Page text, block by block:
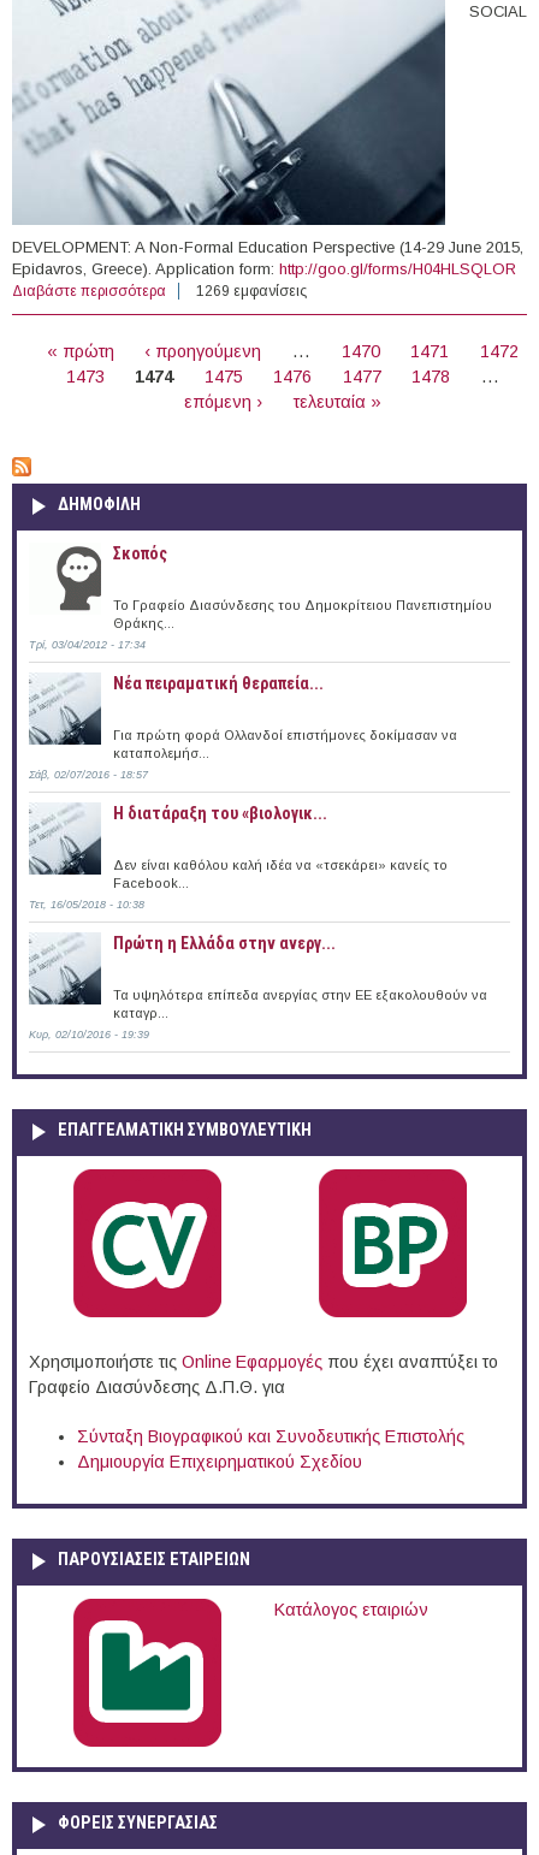
SOCIAL
DEVELOPMENT: A Non-Formal Education Perspective (14-29 June 2015,
Epidavros, Greece). Application form: http://goo.gl/forms/H04HLSQLOR
Διαβάστε περισσότερα για 14-29/6/2015- Training Course: Arts for Social
Development (Epidavros, Greece)
1269 εμφανίσεις
« πρώτη ‹ προηγούμενη … 1470 1471
1472
1473
1474 1475 1476 1477 1478
…
επόμενη ›
τελευταία »
ΔΗΜΟΦΙΛΗ
Σκοπός
Το Γραφείο Διασύνδεσης του Δημοκρίτειου Πανεπιστημίου
Θράκης...
Τρί, 03/04/2012 - 17:34
Νέα πειραματική θεραπεία...
Για πρώτη φορά Ολλανδοί επιστήμονες δοκίμασαν να
καταπολεμήσ...
Σάβ, 02/07/2016 - 18:57
Η διατάραξη του «βιολογικ...
Δεν είναι καθόλου καλή ιδέα να «τσεκάρει» κανείς το
Facebook...
Τετ, 16/05/2018 - 10:38
Πρώτη η Ελλάδα στην ανεργ...
Τα υψηλότερα επίπεδα ανεργίας στην ΕΕ εξακολουθούν να
καταγρ...
Κυρ, 02/10/2016 - 19:39
ΕΠΑΓΓΕΛΜΑΤΙΚΉ ΣΥΜΒΟΥΛΕΥΤΙΚΉ
Χρησιμοποιήστε τις Online Eφαρμογές που έχει αναπτύξει το
Γραφείο Διασύνδεσης Δ.Π.Θ. για
Σύνταξη Βιογραφικού και Συνοδευτικής Επιστολής
Δημιουργία Επιχειρηματικού Σχεδίου
ΠΑΡΟΥΣΙΆΣΕΙΣ ΕΤΑΙΡΕΙΏΝ
Κατάλογος εταιριών
ΦΟΡΕΙΣ ΣΥΝΕΡΓΑΣΙΑΣ